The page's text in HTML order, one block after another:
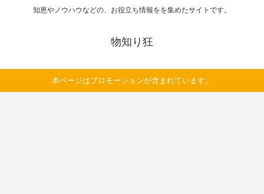
知恵やノウハウなどの、お役立ち情報をを集めたサイトです。
物知り狂
本ページはプロモーションが含まれています。